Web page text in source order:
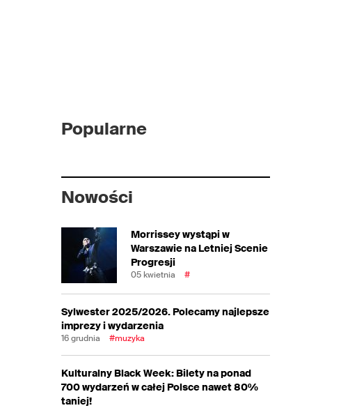
Popularne
Nowości
Morrissey wystąpi w
Warszawie na Letniej Scenie
Progresji
05 kwietnia #
Sylwester 2025/2026. Polecamy najlepsze
imprezy i wydarzenia
16 grudnia #muzyka
Kulturalny Black Week: Bilety na ponad
700 wydarzeń w całej Polsce nawet 80%
taniej!